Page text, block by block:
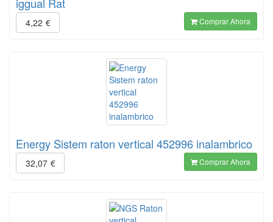
4,22 € Comprar Ahora
Energy Sistem raton vertical 452996 inalambrico
32,07 € Comprar Ahora